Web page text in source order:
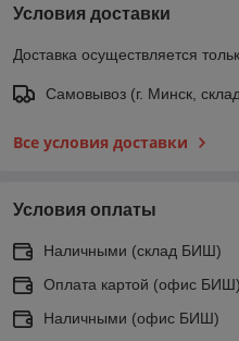
Условия доставки
Доставка осуществляется
Самовывоз (г. Минск,
Все условия доставки
Условия оплаты
Наличными (склад БИШ)
Оплата картой (офис БИШ)
Наличными (офис БИШ)